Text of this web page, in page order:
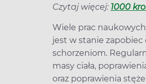
Czytaj więcej: 1000
Wiele prac
jest w stanie zapobiec
schorzeniom.
masy ciała,
oraz poprawienia